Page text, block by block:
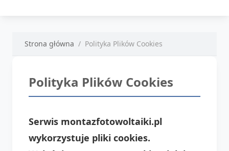
Strona główna Polityka Plików Cookies
Polityka Plików Cookies
Serwis montazfotowoltaiki.pl
wykorzystuje pliki cookies.